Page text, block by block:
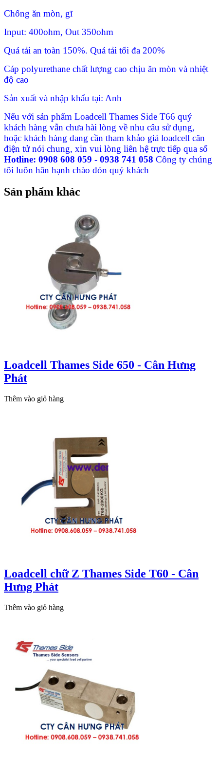
Chống ăn mòn, gĩ
Input: 400ohm, Out 350ohm
Quá tải an toàn 150%. Quá tải tối đa 200%
Cáp polyurethane chất lượng cao chịu ăn mòn và nhiệt
độ cao
Sản xuất và nhập khẩu tại: Anh
Nếu với sản phẩm Loadcell Thames Side T66 quý
khách hàng vẫn chưa hài lòng về nhu câu sử dụng,
hoặc khách hàng đang cần tham khảo giá loadcell cân
điện tử nói chung, xin vui lòng liên hệ trực tiếp qua số
Hotline: 0908 608 059 - 0938 741 058 Công ty chúng
tôi luôn hân hạnh chào đón quý khách
Sản phẩm khác
Loadcell Thames Side 650 - Cân Hưng
Phát
Thêm vào giỏ hàng
Loadcell chữ Z Thames Side T60 - Cân
Hưng Phát
Thêm vào giỏ hàng